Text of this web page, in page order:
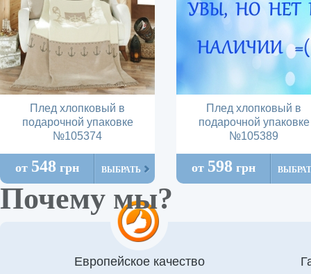
Плед хлопковый в
подарочной упаковке
№105374
от 548 грн ВЫБРАТЬ
Плед хлопковый в
подарочной упаковке
№105389
от 598 грн
Почему мы?
Европейское качество